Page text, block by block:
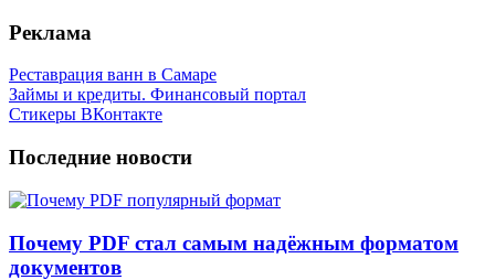
Реклама
Реставрация ванн в Самаре
Займы и кредиты. Финансовый портал
Стикеры ВКонтакте
Последние новости
Почему PDF стал самым надёжным форматом
документов